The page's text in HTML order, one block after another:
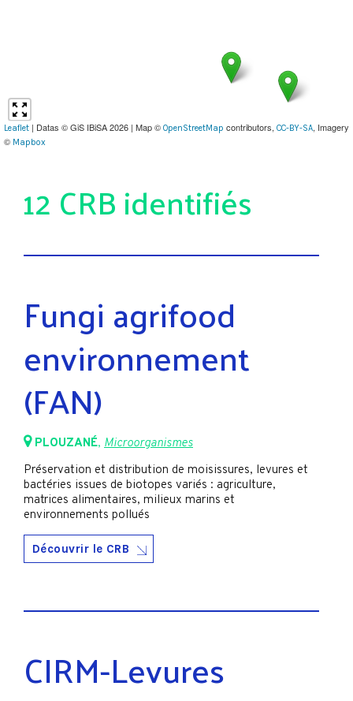
Leaflet | Datas © GiS IBiSA 2026 | Map © OpenStreetMap contributors, CC-BY-SA, Imagery
© Mapbox
12 CRB identifiés
Fungi agrifood
environnement
(FAN)
PLOUZANÉ, Microorganismes
Préservation et distribution de moisissures, levures et
bactéries issues de biotopes variés : agriculture,
matrices alimentaires, milieux marins et
environnements pollués
Découvrir le CRB
CIRM-Levures